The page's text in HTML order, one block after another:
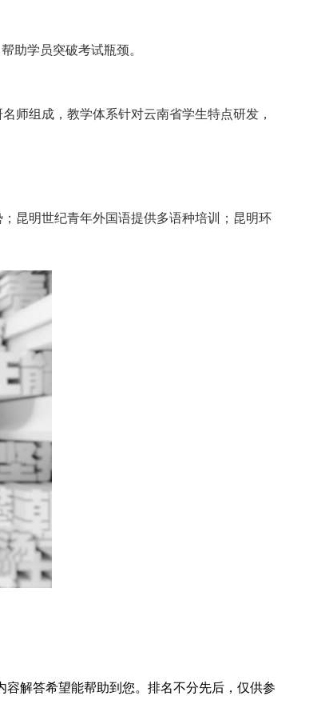
助学员突破考试瓶颈。
师组成，教学体系针对云南省学生特点研发，
昆明世纪青年外国语提供多语种培训；昆明环
容解答希望能帮助到您。排名不分先后，仅供参